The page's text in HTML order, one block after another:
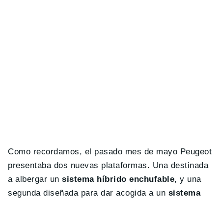
Como recordamos, el pasado mes de mayo Peugeot
presentaba dos nuevas plataformas. Una destinada
a albergar unsistema híbrido enchufable, y una
segunda diseñada para dar acogida a un sistema